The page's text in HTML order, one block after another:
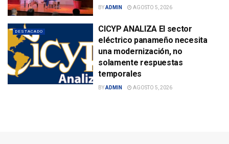
BYADMIN AGOSTO 5, 2026
DESTACADO
CICYP ANALIZA El sector
eléctrico panameño necesita
una modernización, no
solamente respuestas
temporales
BYADMIN AGOSTO 5, 2026